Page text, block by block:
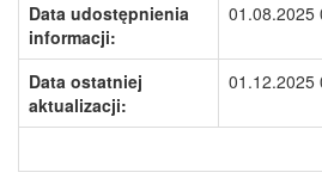
Data udostępnienia
informacji:
01.08.2025
Data ostatniej
aktualizacji:
01.12.2025